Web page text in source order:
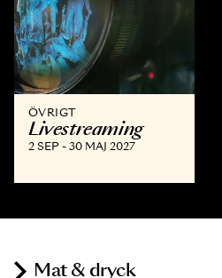
ÖVRIGT
Livestreaming
2 SEP - 30 MAJ 2027
Mat & dryck